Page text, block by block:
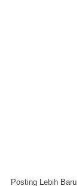
Posting Lebih Baru